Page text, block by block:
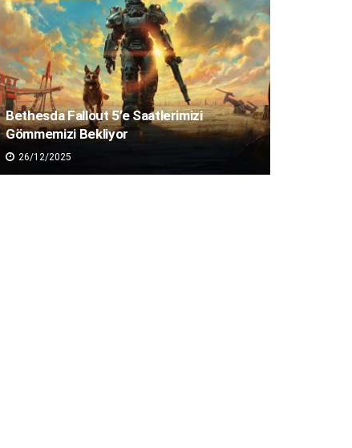
Bethesda Fallout 5’e Saatlerimizi
Gömmemizi Bekliyor
26/12/2025